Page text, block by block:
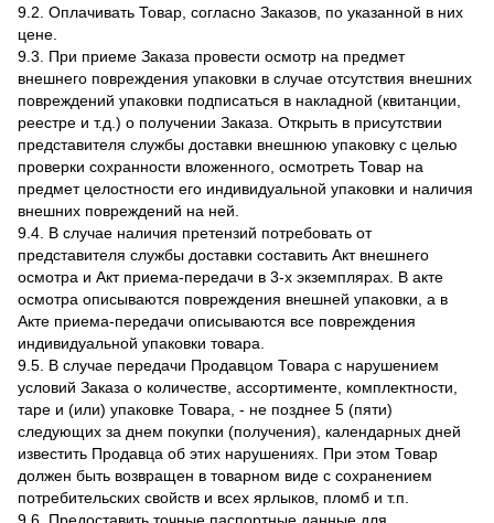
9.2. Оплачивать Товар, согласно Заказов, по указанной в них
цене.
9.3. При приеме Заказа провести осмотр на предмет
внешнего повреждения упаковки в случае отсутствия внешних
повреждений упаковки подписаться в накладной (квитанции,
реестре и т.д.) о получении Заказа. Открыть в присутствии
представителя службы доставки внешнюю упаковку с целью
проверки сохранности вложенного, осмотреть Товар на
предмет целостности его индивидуальной упаковки и наличия
внешних повреждений на ней.
9.4. В случае наличия претензий потребовать от
представителя службы доставки составить Акт внешнего
осмотра и Акт приема-передачи в 3-х экземплярах. В акте
осмотра описываются повреждения внешней упаковки, а в
Акте приема-передачи описываются все повреждения
индивидуальной упаковки товара.
9.5. В случае передачи Продавцом Товара с нарушением
условий Заказа о количестве, ассортименте, комплектности,
таре и (или) упаковке Товара, - не позднее 5 (пяти)
следующих за днем покупки (получения), календарных дней
известить Продавца об этих нарушениях. При этом Товар
должен быть возвращен в товарном виде с сохранением
потребительских свойств и всех ярлыков, пломб и т.п.